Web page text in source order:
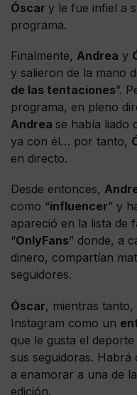
Óscar y le fue infiel a
programa.
Finalmente, Andrea y
y salieron de la mano
de las tentaciones”.
programa, en pleno
Andrea se había liado
ya con él… por tanto,
en directo.
Desde entonces,
como “influencer” y
apareció en la lista de
“OnlyFans” donde, a
dinero, compartían
seguidores.
Óscar, mientras
Instagram como un
que le gusta el
sus seguidoras.
a enamorar a una de
edición.